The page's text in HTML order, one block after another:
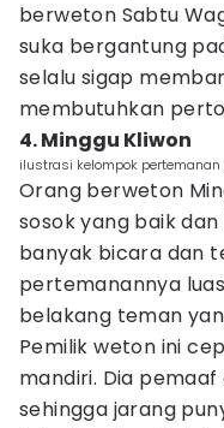
berweton Sabtu
suka bergantung
selalu sigap
membutuhkan
4. Minggu Kliwon
ilustrasi kelompok
Orang berweton
sosok yang baik
banyak bicara dan
pertemanannya
belakang teman
Pemilik weton ini
mandiri. Dia
sehingga jarang